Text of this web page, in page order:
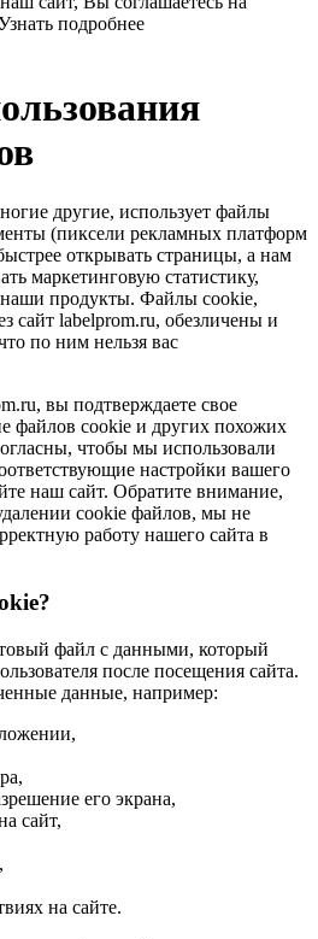
подробнее
другие, использует файлы
(пиксели рекламных платформ
открывать страницы, а нам
маркетинговую статистику,
наши продукты. Файлы сookie,
сайт labelprom.ru, обезличены и
по ним нельзя вас
вы подтверждаете свое
файлов cookie и других похожих
чтобы мы использовали
настройки вашего
наш сайт. Обратите внимание,
cookie файлов, мы не
работу нашего сайта в
файл с данными, который
после посещения сайта.
данные, например:
его экрана,
сайт,
на сайте.